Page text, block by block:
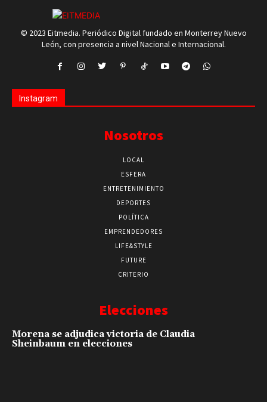
© 2023 Eitmedia. Periódico Digital fundado en Monterrey Nuevo
León, con presencia a nivel Nacional e Internacional.
Instagram
Nosotros
LOCAL
ESFERA
ENTRETENIMIENTO
DEPORTES
POLÍTICA
EMPRENDEDORES
LIFE&STYLE
FUTURE
CRITERIO
Elecciones
Morena se adjudica victoria de Claudia
Sheinbaum en elecciones